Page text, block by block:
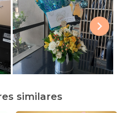
similares